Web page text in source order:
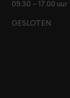
09.30 – 17.00 uur
GESLOTEN